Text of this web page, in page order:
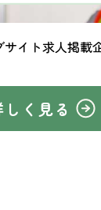
イト求人掲載
しく見る